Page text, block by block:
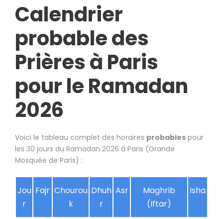
Calendrier
probable des
Prières à Paris
pour le Ramadan
2026
Voici le tableau complet des horaires probables pour
les 30 jours du Ramadan 2026 à Paris (Grande
Mosquée de Paris) :
Jou
r
Fajr Chourou
k
Dhuh
r
Asr
Maghrib
(Iftar)
Isha